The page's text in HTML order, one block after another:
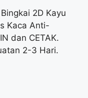
2D Kayu
Kaca Anti-
dan CETAK.
2-3 Hari.